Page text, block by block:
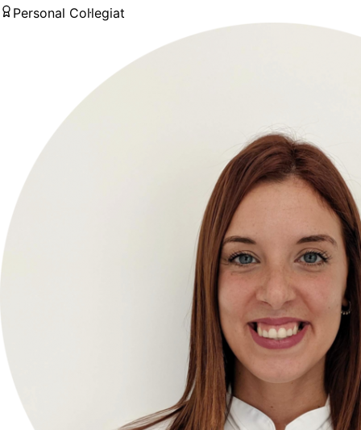
Personal Col·legiat